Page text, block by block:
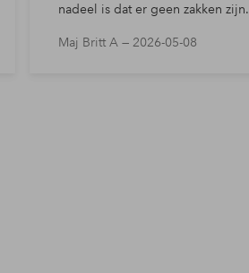
nadeel is dat er geen zakken zijn.
Maj Britt A — 2026-05-08